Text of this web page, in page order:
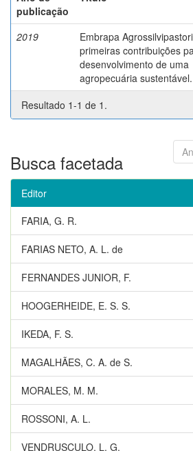
publicação
2019
Embrapa
primeiras contribuições
desenvolvimento de uma
agropecuária sustentável.
Resultado 1-1 de 1.
Busca facetada
Editor
FARIA, G. R.
FARIAS NETO, A. L. de
FERNANDES JUNIOR, F.
HOOGERHEIDE, E. S. S.
IKEDA, F. S.
MAGALHÃES, C. A. de S.
MORALES, M. M.
ROSSONI, A. L.
VENDRUSCULO, L. G.